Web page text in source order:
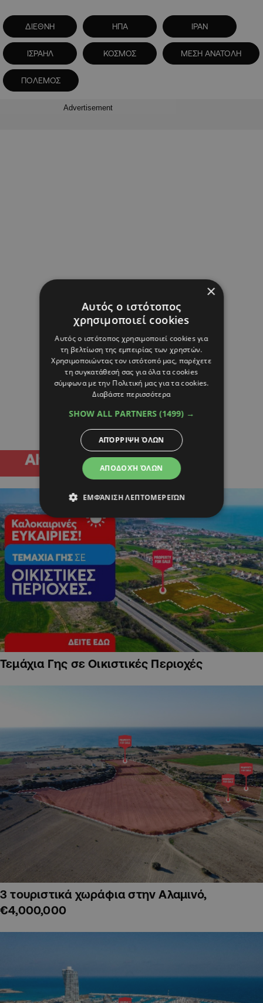
ΔΙΕΘΝΗ ΗΠΑ ΙΡΑΝ
ΙΣΡΑΗΛ ΚΟΣΜΟΣ ΜΕΣΗ ΑΝΑΤΟΛΗ
ΠΟΛΕΜΟΣ
Advertisement
Τεμάχια Γης σε Οικιστικές Περιοχές
3 τουριστικά χωράφια στην Αλαμινό,
€4,000,000
×
Αυτός ο ιστότοπος
χρησιμοποιεί cookies
Αυτός ο ιστότοπος χρησιμοποιεί cookies για
τη βελτίωση της εμπειρίας των χρηστών.
Χρησιμοποιώντας τον ιστότοπό μας, παρέχετε
τη συγκατάθεσή σας για όλα τα cookies
σύμφωνα με την Πολιτική μας για τα cookies.
Διαβάστε περισσότερα
SHOW ALL PARTNERS (1499) →
ΑΠΟΔΟΧΉ ΌΛΩΝ
ΑΠΌΡΡΙΨΗ ΌΛΩΝ
ΕΜΦΆΝΙΣΗ ΛΕΠΤΟΜΕΡΕΙΏΝ